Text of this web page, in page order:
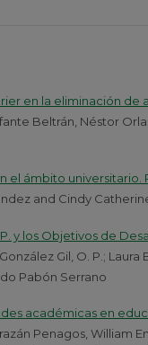
en la eliminación de
Beltrán, Néstor
el ámbito universitario.
and Cindy
y los Objetivos de
Gil, O. P.;
Pabón Serrano
académicas en
Penagos, William